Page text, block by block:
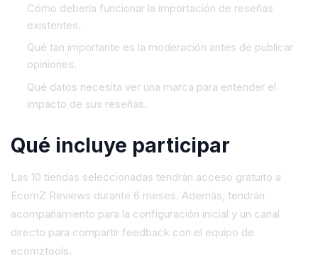
Cómo debería funcionar la importación de reseñas
existentes.
Qué tan importante es la moderación antes de publicar
opiniones.
Qué datos necesita ver una marca para entender el
impacto de sus reseñas.
Qué incluye participar
Las 10 tiendas seleccionadas tendrán acceso gratuito a
EcomZ Reviews durante 6 meses. Además, tendrán
acompañamiento para la configuración inicial y un canal
directo para compartir feedback con el equipo de
ecomztools.